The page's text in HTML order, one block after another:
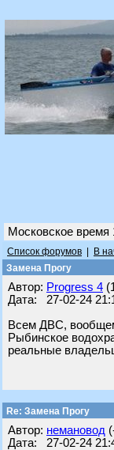
Московское время
Список форумов В
Замена Прогу
Автор: Progress 4
Дата: 27-02-24
Всем ДВС,
Рыбинское
реальные
Re: Замена Прогу
Автор: немановод
Дата: 27-02-24